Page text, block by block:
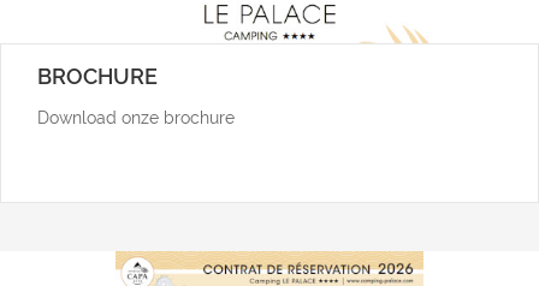
BROCHURE
Download onze brochure